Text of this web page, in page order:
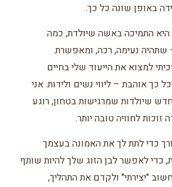
באופן שונה כל כך.
היא התמיכה באשה שיולדת, כמה
נעימה, רכה, ומאפשרת.
למצוא את הייעוד שלי בחיים
כך אוהבת – ליווי נשים ולידות. אני
שיולדות שמרגישות בטחון, רוגע
זוכות לחוויה טובה יותר.
כדי לתת לך את האמונה בעצמך
כדי לאפשר לבן הזוג שלך להיות שותף
"יצירתי" ולקדם את התהליך,